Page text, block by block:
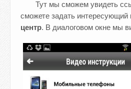
Тут мы сможем увидеть
сможете задать интересующий
центр. В диалоговом окне мы